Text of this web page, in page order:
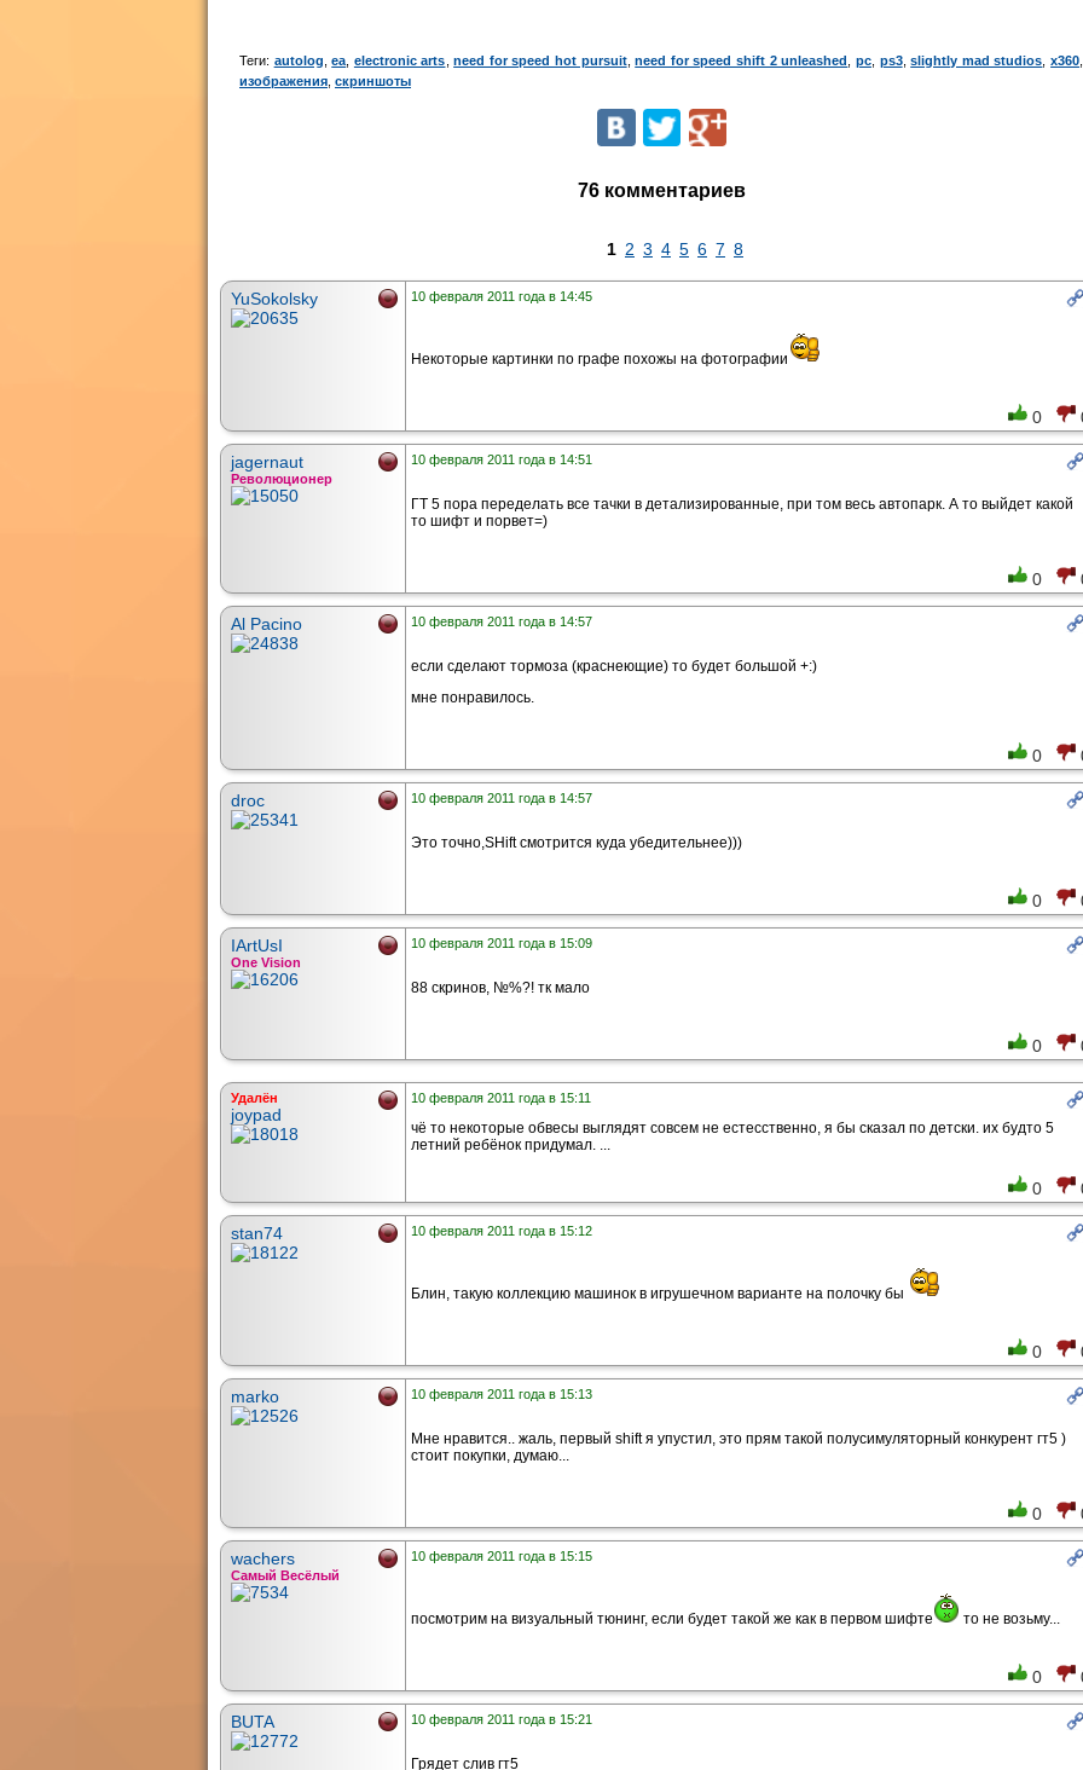
Теги: autolog ,ea electronic arts ,need for speed hot pursuit,need for speed shift 2 unleashed pc, ps3,slightly mad studios ,x360
изображения скриншоты
76 комментариев
1 2 3 4 5 6 7 8
YuSokolsky 10 февраля 2011 года в 14:45
Некоторые картинки по графе похожы на фотографии
0
jagernaut
Революционер
10 февраля 2011 года в 14:51
ГТ 5 пора переделать все тачки в детализированные, при том весь автопарк. А то выйдет какой
то шифт и порвет=)
0
Al Pacino 10 февраля 2011 года в 14:57
если сделают тормоза (краснеющие) то будет большой +:)
мне понравилось.
0
droc 10 февраля 2011 года в 14:57
Это точно,SHift смотрится куда убедительнее)))
0
IArtUsI
One Vision
10 февраля 2011 года в 15:09
88 скринов, №%?! тк мало
0
Удалён
joypad
10 февраля 2011 года в 15:11
чё то некоторые обвесы выглядят совсем не естесственно, я бы сказал по детски. их будто 5
летний ребёнок придумал. ...
0
stan74 10 февраля 2011 года в 15:12
Блин, такую коллекцию машинок в игрушечном варианте на полочку бы
0
marko 10 февраля 2011 года в 15:13
Мне нравится.. жаль, первый shift я упустил, это прям такой полусимуляторный конкурент гт5 )
стоит покупки, думаю...
0
wachers
Самый Весёлый
10 февраля 2011 года в 15:15
посмотрим на визуальный тюнинг, если будет такой же как в первом шифте то не возьму...
0
BUTA 10 февраля 2011 года в 15:21
Грядет слив гт5